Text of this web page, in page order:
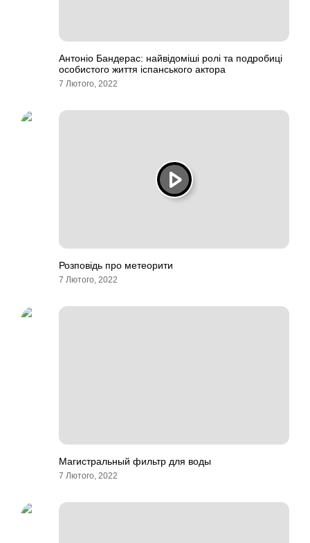
Антоніо Бандерас: найвідоміші ролі та подробиці
особистого життя іспанського актора
7 Лютого, 2022
Розповідь про метеорити
7 Лютого, 2022
Магистральный фильтр для воды
7 Лютого, 2022